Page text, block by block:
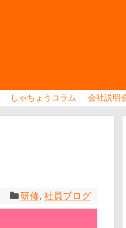
しゃちょうコラム 会社説明
研修, 社員ブログ